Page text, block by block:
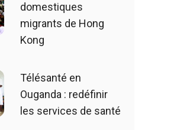
domestiques
migrants de Hong
Kong
Télésanté en
Ouganda : redéfinir
les services de santé